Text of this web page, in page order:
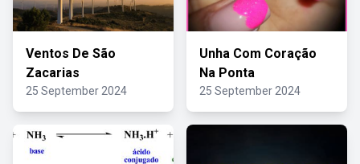
Ventos De São
Zacarias
25 September 2024
Unha Com Coração
Na Ponta
25 September 2024